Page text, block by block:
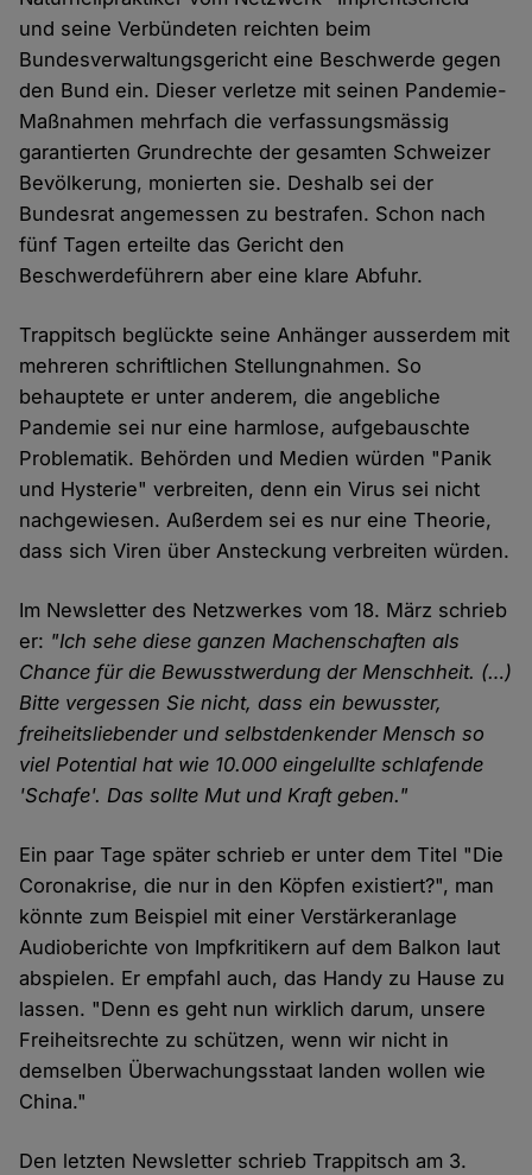
und seine Verbündeten reichten beim
Bundesverwaltungsgericht eine Beschwerde gegen
den Bund ein. Dieser verletze mit seinen Pandemie-
Maßnahmen mehrfach die verfassungsmässig
garantierten Grundrechte der gesamten Schweizer
Bevölkerung, monierten sie. Deshalb sei der
Bundesrat angemessen zu bestrafen. Schon nach
fünf Tagen erteilte das Gericht den
Beschwerdeführern aber eine klare Abfuhr.
Trappitsch beglückte seine Anhänger ausserdem mit
mehreren schriftlichen Stellungnahmen. So
behauptete er unter anderem, die angebliche
Pandemie sei nur eine harmlose, aufgebauschte
Problematik. Behörden und Medien würden "Panik
und Hysterie" verbreiten, denn ein Virus sei nicht
nachgewiesen. Außerdem sei es nur eine Theorie,
dass sich Viren über Ansteckung verbreiten würden.
Im Newsletter des Netzwerkes vom 18. März schrieb
er: "Ich sehe diese ganzen Machenschaften als
Chance für die Bewusstwerdung der Menschheit. (…)
Bitte vergessen Sie nicht, dass ein bewusster,
freiheitsliebender und selbstdenkender Mensch so
viel Potential hat wie 10.000 eingelullte schlafende
'Schafe'. Das sollte Mut und Kraft geben."
Ein paar Tage später schrieb er unter dem Titel "Die
Coronakrise, die nur in den Köpfen existiert?", man
könnte zum Beispiel mit einer Verstärkeranlage
Audioberichte von Impfkritikern auf dem Balkon laut
abspielen. Er empfahl auch, das Handy zu Hause zu
lassen. "Denn es geht nun wirklich darum, unsere
Freiheitsrechte zu schützen, wenn wir nicht in
demselben Überwachungsstaat landen wollen wie
China."
Den letzten Newsletter schrieb Trappitsch am 3.